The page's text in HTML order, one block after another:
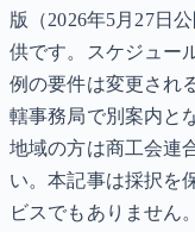
版（2026年5月27日
供です。スケジュー
例の要件は変更され
轄事務局で別案内と
地域の方は商工会連
い。本記事は採択を
ビスでもありません